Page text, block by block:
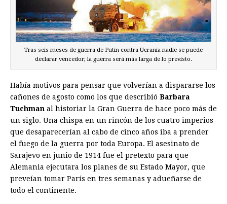
Tras seis meses de guerra de Putin contra Ucrania nadie se puede
declarar vencedor; la guerra será más larga de lo previsto.
Había motivos para pensar que volverían a dispararse los
cañones de agosto como los que describió Barbara
Tuchman al historiar la Gran Guerra de hace poco más de
un siglo. Una chispa en un rincón de los cuatro imperios
que desaparecerían al cabo de cinco años iba a prender
el fuego de la guerra por toda Europa. El asesinato de
Sarajevo en junio de 1914 fue el pretexto para que
Alemania ejecutara los planes de su Estado Mayor, que
preveían tomar París en tres semanas y adueñarse de
todo el continente.